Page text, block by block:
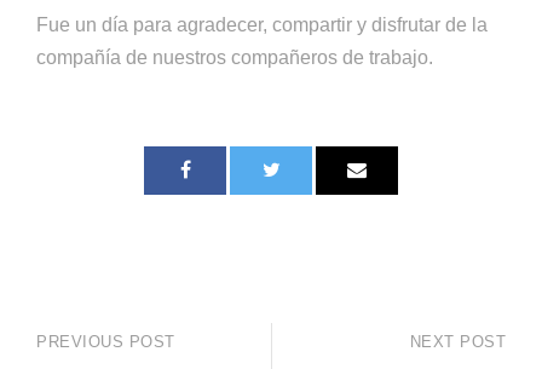
Fue un día para agradecer, compartir y disfrutar de la
compañía de nuestros compañeros de trabajo.
PREVIOUS POST NEXT POST